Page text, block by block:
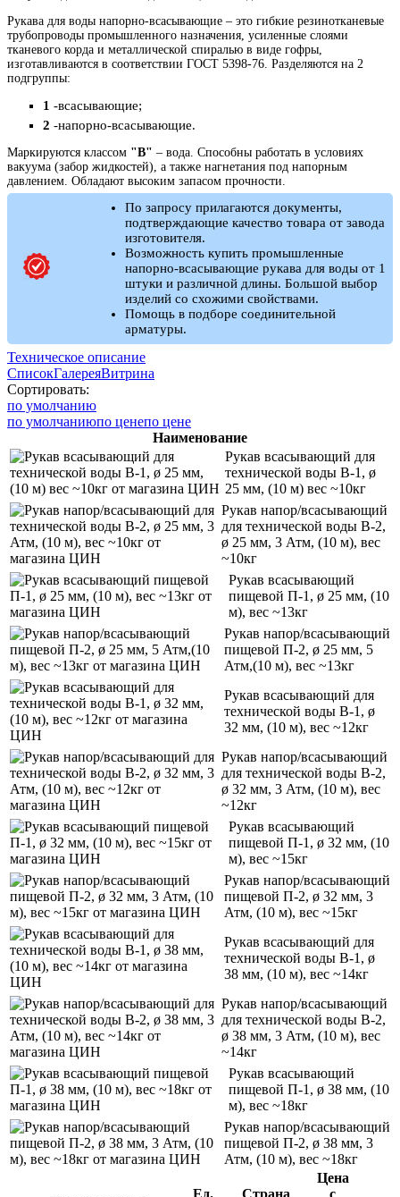
Рукава для воды напорно-всасывающие – это гибкие резинотканевые
трубопроводы промышленного назначения, усиленные слоями
тканевого корда и металлической спиралью в виде гофры,
изготавливаются в соответствии ГОСТ 5398-76. Разделяются на 2
подгруппы:
1 -всасывающие;
2 -напорно-всасывающие.
Маркируются классом "В" – вода. Способны работать в условиях
вакуума (забор жидкостей), а также нагнетания под напорным
давлением. Обладают высоким запасом прочности.
По запросу прилагаются документы,
подтверждающие качество товара от завода
изготовителя.
Возможность купить промышленные
напорно-всасывающие рукава для воды от 1
штуки и различной длины. Большой выбор
изделий со схожими свойствами.
Помощь в подборе соединительной
арматуры.
Техническое описание
СписокГалереяВитрина
Сортировать:
по умолчанию
по умолчаниюпо ценепо цене
Наименование
Рукав всасывающий для
технической воды В-1, ø
25 мм, (10 м) вес ~10кг
Рукав напор/всасывающий
для технической воды В-2,
ø 25 мм, 3 Атм, (10 м), вес
~10кг
Рукав всасывающий
пищевой П-1, ø 25 мм, (10
м), вес ~13кг
Рукав напор/всасывающий
пищевой П-2, ø 25 мм, 5
Атм,(10 м), вес ~13кг
Рукав всасывающий для
технической воды В-1, ø
32 мм, (10 м), вес ~12кг
Рукав напор/всасывающий
для технической воды В-2,
ø 32 мм, 3 Атм, (10 м), вес
~12кг
Рукав всасывающий
пищевой П-1, ø 32 мм, (10
м), вес ~15кг
Рукав напор/всасывающий
пищевой П-2, ø 32 мм, 3
Атм, (10 м), вес ~15кг
Рукав всасывающий для
технической воды В-1, ø
38 мм, (10 м), вес ~14кг
Рукав напор/всасывающий
для технической воды В-2,
ø 38 мм, 3 Атм, (10 м), вес
~14кг
Рукав всасывающий
пищевой П-1, ø 38 мм, (10
м), вес ~18кг
Рукав напор/всасывающий
пищевой П-2, ø 38 мм, 3
Атм, (10 м), вес ~18кг
Ед.
Страна
Цена
с